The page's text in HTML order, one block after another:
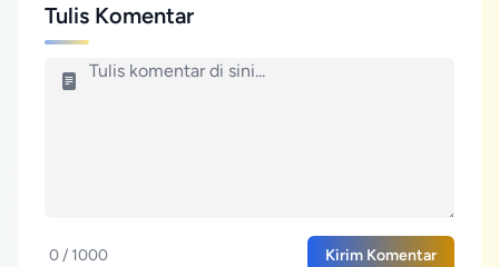
Tulis Komentar
0 / 1000 Kirim Komentar